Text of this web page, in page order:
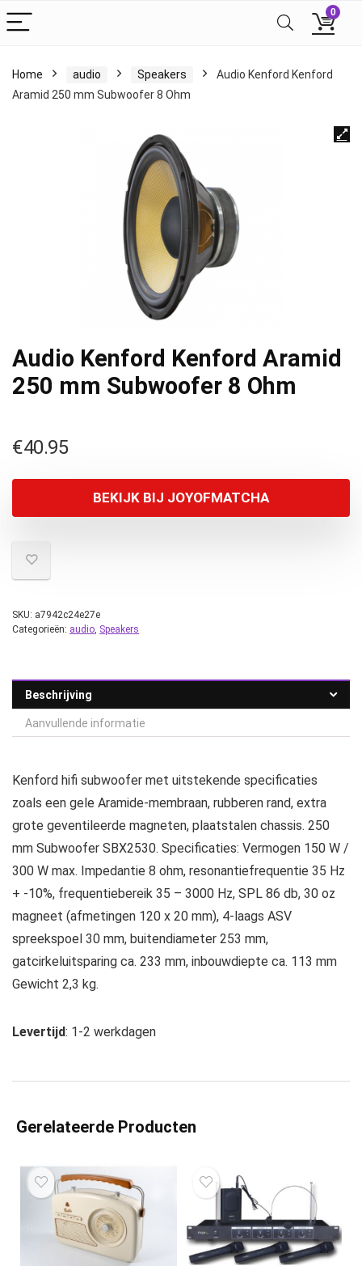
0
Home audio Speakers
Audio Kenford Kenford
Aramid 250 mm Subwoofer 8 Ohm
Audio Kenford Kenford Aramid
250 mm Subwoofer 8 Ohm
€40.95
BEKIJK BIJ JOYOFMATCHA
SKU: a7942c24e27e
Categorieën: audio, Speakers
Beschrijving
Aanvullende informatie
Kenford hifi subwoofer met uitstekende specificaties
zoals een gele Aramide-membraan, rubberen rand, extra
grote geventileerde magneten, plaatstalen chassis. 250
mm Subwoofer SBX2530. Specificaties: Vermogen 150 W /
300 W max. Impedantie 8 ohm, resonantiefrequentie 35 Hz
+ -10%, frequentiebereik 35 – 3000 Hz, SPL 86 db, 30 oz
magneet (afmetingen 120 x 20 mm), 4-laags ASV
spreekspoel 30 mm, buitendiameter 253 mm,
gatcirkeluitsparing ca. 233 mm, inbouwdiepte ca. 113 mm
Gewicht 2,3 kg.
Levertijd: 1-2 werkdagen
Gerelateerde Producten